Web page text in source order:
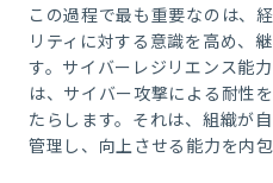
この過程で最も重要なのは、
リティに対する意識を高め、
す。サイバーレジリエンス能
は、サイバー攻撃による耐性
たらします。それは、組織が
管理し、向上させる能力を内